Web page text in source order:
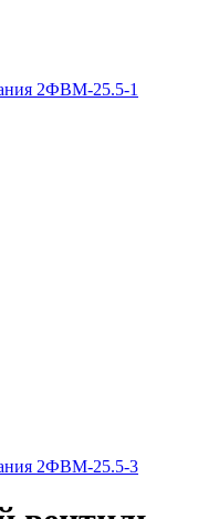
2ФВМ-25.5-1
2ФВМ-25.5-3